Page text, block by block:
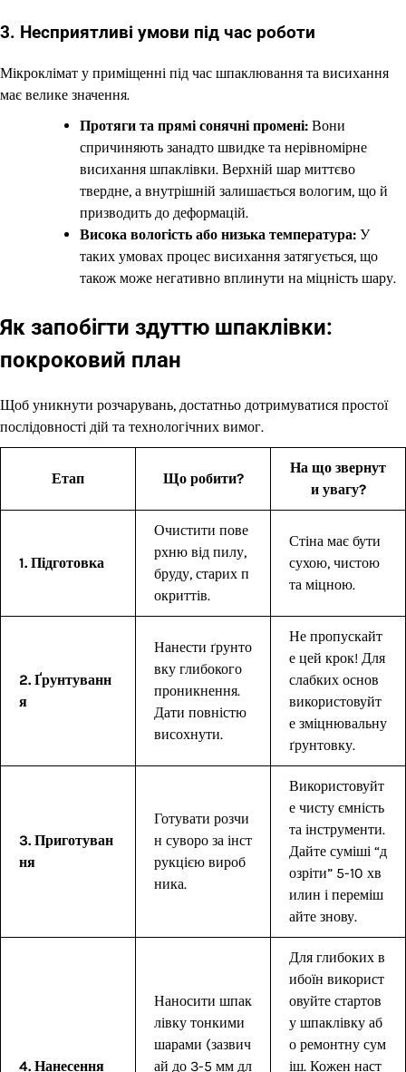
3. Несприятливі умови під час роботи
Мікроклімат у приміщенні під час шпаклювання та висихання
має велике значення.
Протяги та прямі сонячні промені: Вони
спричиняють занадто швидке та нерівномірне
висихання шпаклівки. Верхній шар миттєво
твердне, а внутрішній залишається вологим, що й
призводить до деформацій.
Висока вологість або низька температура: У
таких умовах процес висихання затягується, що
також може негативно вплинути на міцність шару.
Як запобігти здуттю шпаклівки:
покроковий план
Щоб уникнути розчарувань, достатньо дотримуватися простої
послідовності дій та технологічних вимог.
Етап Що робити?
На що звернут
и увагу?
1. Підготовка
Очистити пове
рхню від пилу,
бруду, старих п
окриттів.
Стіна має бути
сухою, чистою
та міцною.
2. Ґрунтуванн
я
Нанести ґрунто
вку глибокого
проникнення.
Дати повністю
висохнути.
Не пропускайт
е цей крок! Для
слабких основ
використовуйт
е зміцнювальну
ґрунтовку.
3. Приготуван
ня
Готувати розчи
н суворо за інст
рукцією вироб
ника.
Використовуйт
е чисту ємність
та інструменти.
Дайте суміші “д
озріти” 5-10 хв
илин і переміш
айте знову.
4. Нанесення
Наносити шпак
лівку тонкими
шарами (зазвич
ай до 3-5 мм дл
Для глибоких в
ибоїн використ
овуйте стартов
у шпаклівку аб
о ремонтну сум
іш. Кожен наст